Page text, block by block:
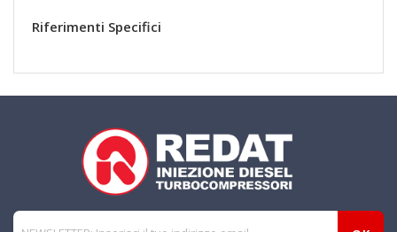
Riferimenti Specifici